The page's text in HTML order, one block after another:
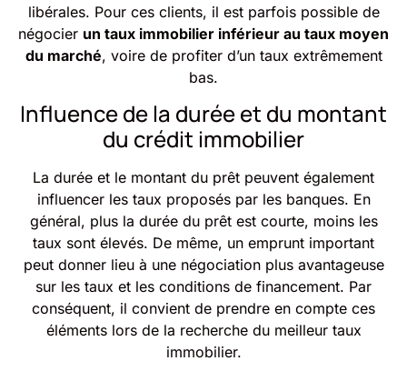
libérales. Pour ces clients, il est parfois possible de
négocier un taux immobilier inférieur au taux moyen
du marché, voire de profiter d’un taux extrêmement
bas.
Influence de la durée et du montant
du crédit immobilier
La durée et le montant du prêt peuvent également
influencer les taux proposés par les banques. En
général, plus la durée du prêt est courte, moins les
taux sont élevés. De même, un emprunt important
peut donner lieu à une négociation plus avantageuse
sur les taux et les conditions de financement. Par
conséquent, il convient de prendre en compte ces
éléments lors de la recherche du meilleur taux
immobilier.